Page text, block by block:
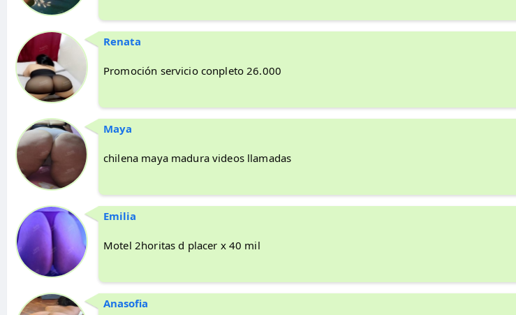
Renata
Promoción servicio conpleto 26.000
Maya
chilena maya madura videos llamadas
Emilia
Motel 2horitas d placer x 40 mil
Anasofia